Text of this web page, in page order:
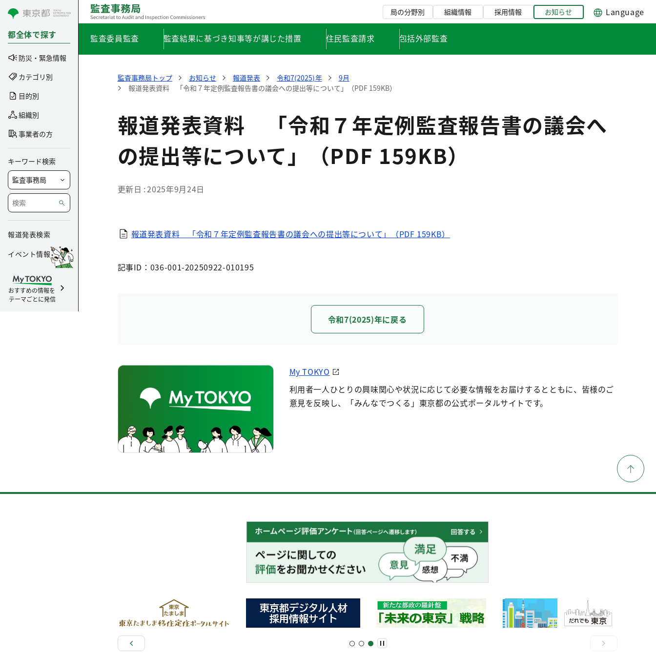
コンテンツにスキップ
都全体で探す
防災・緊急情報
カテゴリ別
目的別
組織別
事業者の方
キーワード検索
報道発表検索
イベント情報
おすすめの情報を
テーマごとに発信
局の分野別 組織情報 採用情報 お知らせ Language
監査委員監査 監査結果に基づき知事等が講じた措置 住民監査請求 包括外部監査
監査事務局トップ お知らせ 報道発表 令和7(2025)年
9月
報道発表資料 「令和７年定例監査報告書の議会への提出等について」（PDF 159KB）
報道発表資料 「令和７年定例監査報告書の議会へ
の提出等について」（PDF 159KB）
更新日 2025年9月24日
報道発表資料 「令和７年定例監査報告書の議会への提出等について」（PDF 159KB）
記事ID：036-001-20250922-010195
令和7(2025)年に戻る
My TOKYO
利用者一人ひとりの興味関心や状況に応じて必要な情報をお届けするとともに、皆様のご
意見を反映し、「みんなでつくる」東京都の公式ポータルサイトです。